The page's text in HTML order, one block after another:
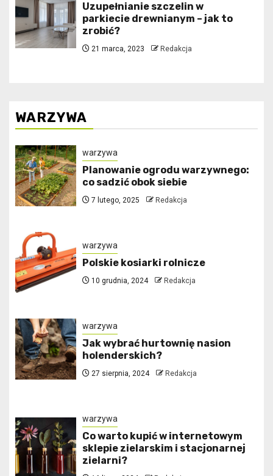
Uzupełnianie szczelin w
parkiecie drewnianym – jak to
zrobić?
21 marca, 2023 Redakcja
WARZYWA
warzywa
Planowanie ogrodu warzywnego:
co sadzić obok siebie
7 lutego, 2025 Redakcja
warzywa
Polskie kosiarki rolnicze
10 grudnia, 2024 Redakcja
warzywa
Jak wybrać hurtownię nasion
holenderskich?
27 sierpnia, 2024 Redakcja
warzywa
Co warto kupić w internetowym
sklepie zielarskim i stacjonarnej
zielarni?